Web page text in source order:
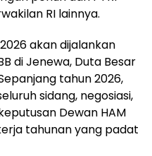
RI lainnya.
akan dijalankan
di Jenewa, Duta Besar
tahun 2026,
sidang, negosiasi,
Dewan HAM
tahunan yang padat